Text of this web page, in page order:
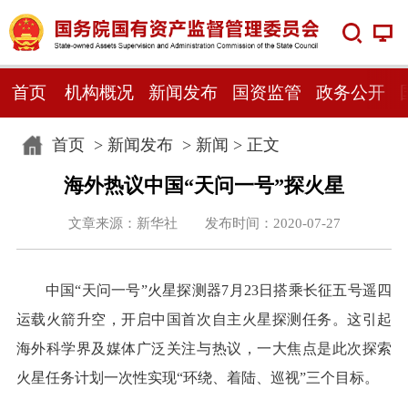
首页 机构概况 新闻发布 国资监管 政务公开
首页> 新闻发布> 新闻 > 正文
海外热议中国“天问一号”探火星
文章来源：新华社 发布时间：2020-07-27
中国“天问一号”火星探测器7月23日搭乘长征五号遥四
运载火箭升空，开启中国首次自主火星探测任务。这引起
海外科学界及媒体广泛关注与热议，一大焦点是此次探索
火星任务计划一次性实现“环绕、着陆、巡视”三个目标。